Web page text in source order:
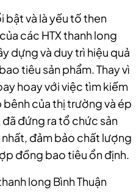
bật và là yếu tố then
các HTX thanh long
dựng và duy trì hiệu quả
tiêu sản phẩm. Thay vì
hoay với việc tìm kiếm
của thị trường và ép
đứng ra tổ chức sản
đảm bảo chất lượng
đồng bao tiêu ổn định.
long Bình Thuận